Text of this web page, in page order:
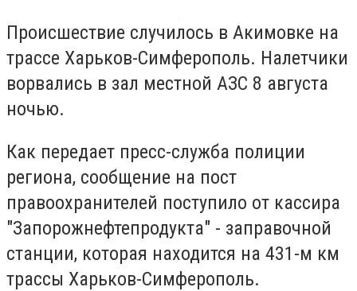
Происшествие случилось в Акимовке на
трассе Харьков-Симферополь. Налетчики
ворвались в зал местной АЗС 8 августа
ночью.
Как передает пресс-служба полиции
региона, сообщение на пост
правоохранителей поступило от кассира
"Запорожнефтепродукта" - заправочной
станции, которая находится на 431-м км
трассы Харьков-Симферополь.